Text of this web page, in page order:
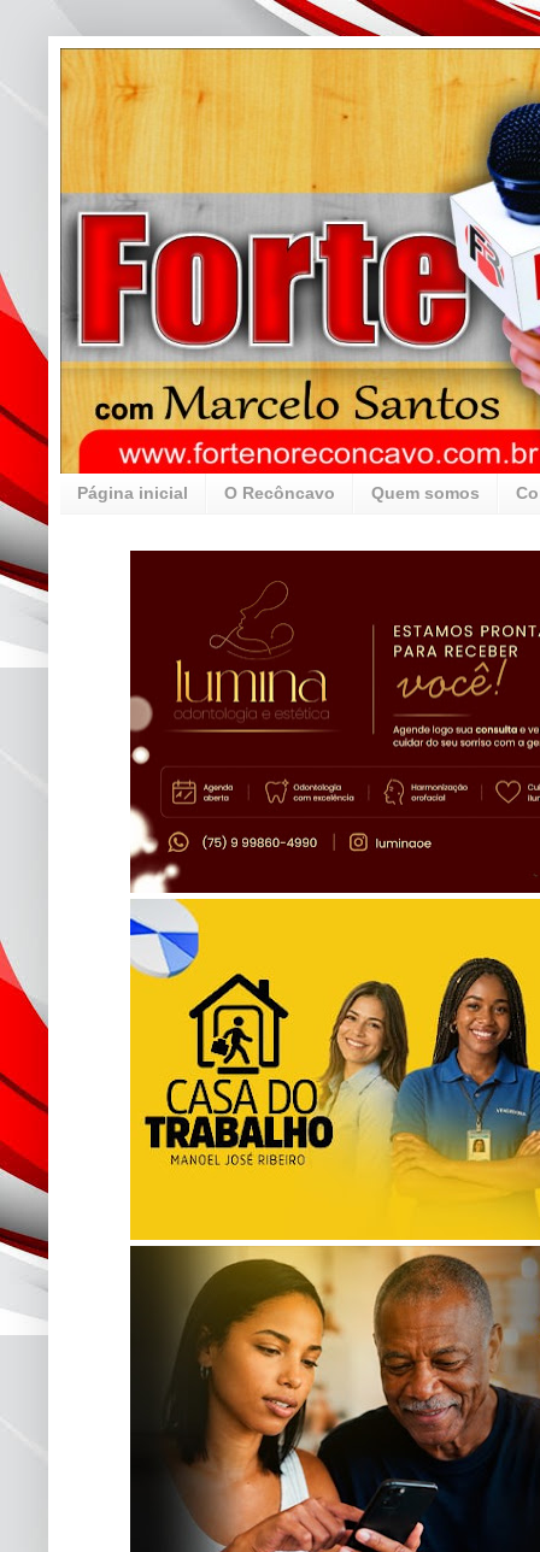
Página inicial O Recôncavo Quem somos